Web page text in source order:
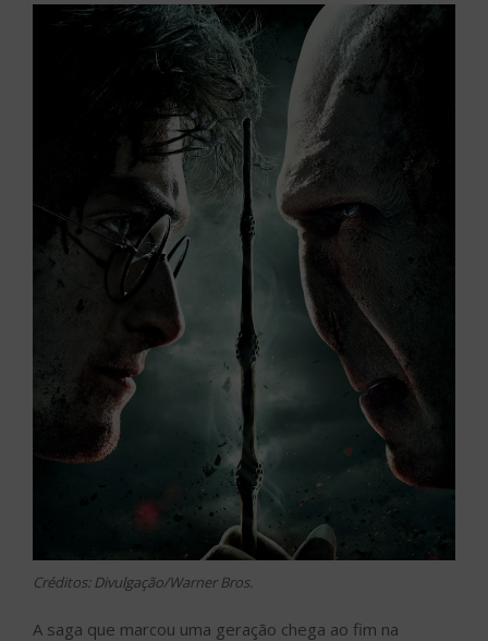
Créditos: Divulgação/Warner Bros.
A saga que marcou uma geração chega ao fim na